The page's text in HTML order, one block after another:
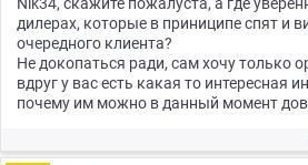
дилерах, которые в приниципе спят и
очередного клиента?
Не докопаться ради, сам хочу только
вдруг у вас есть какая то интересная
почему им можно в данный момент